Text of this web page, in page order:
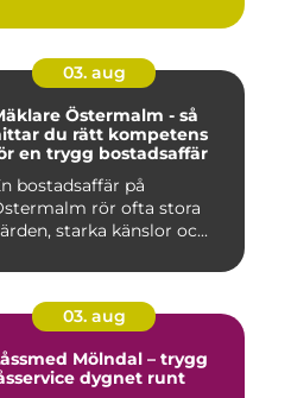
03. aug
Östermalm - så
du rätt kompetens
en trygg bostadsaffär
bostadsaffär på
rör ofta stora
starka känslor oc...
03. aug
Mölndal – trygg
dygnet runt